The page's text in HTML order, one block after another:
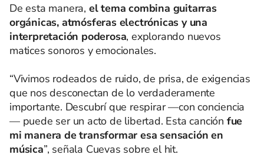
De esta manera, el tema combina guitarras
orgánicas, atmósferas electrónicas y una
interpretación poderosa, explorando nuevos
matices sonoros y emocionales.
“Vivimos rodeados de ruido, de prisa, de exigencias
que nos desconectan de lo verdaderamente
importante. Descubrí que respirar —con conciencia
— puede ser un acto de libertad. Esta canción fue
mi manera de transformar esa sensación en
música”, señala Cuevas sobre el hit.